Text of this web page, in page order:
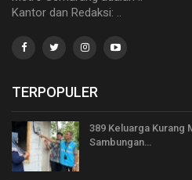
Kantor dan Redaksi: ..
TERPOPULER
389 Keluarga Kurang
Sambungan…